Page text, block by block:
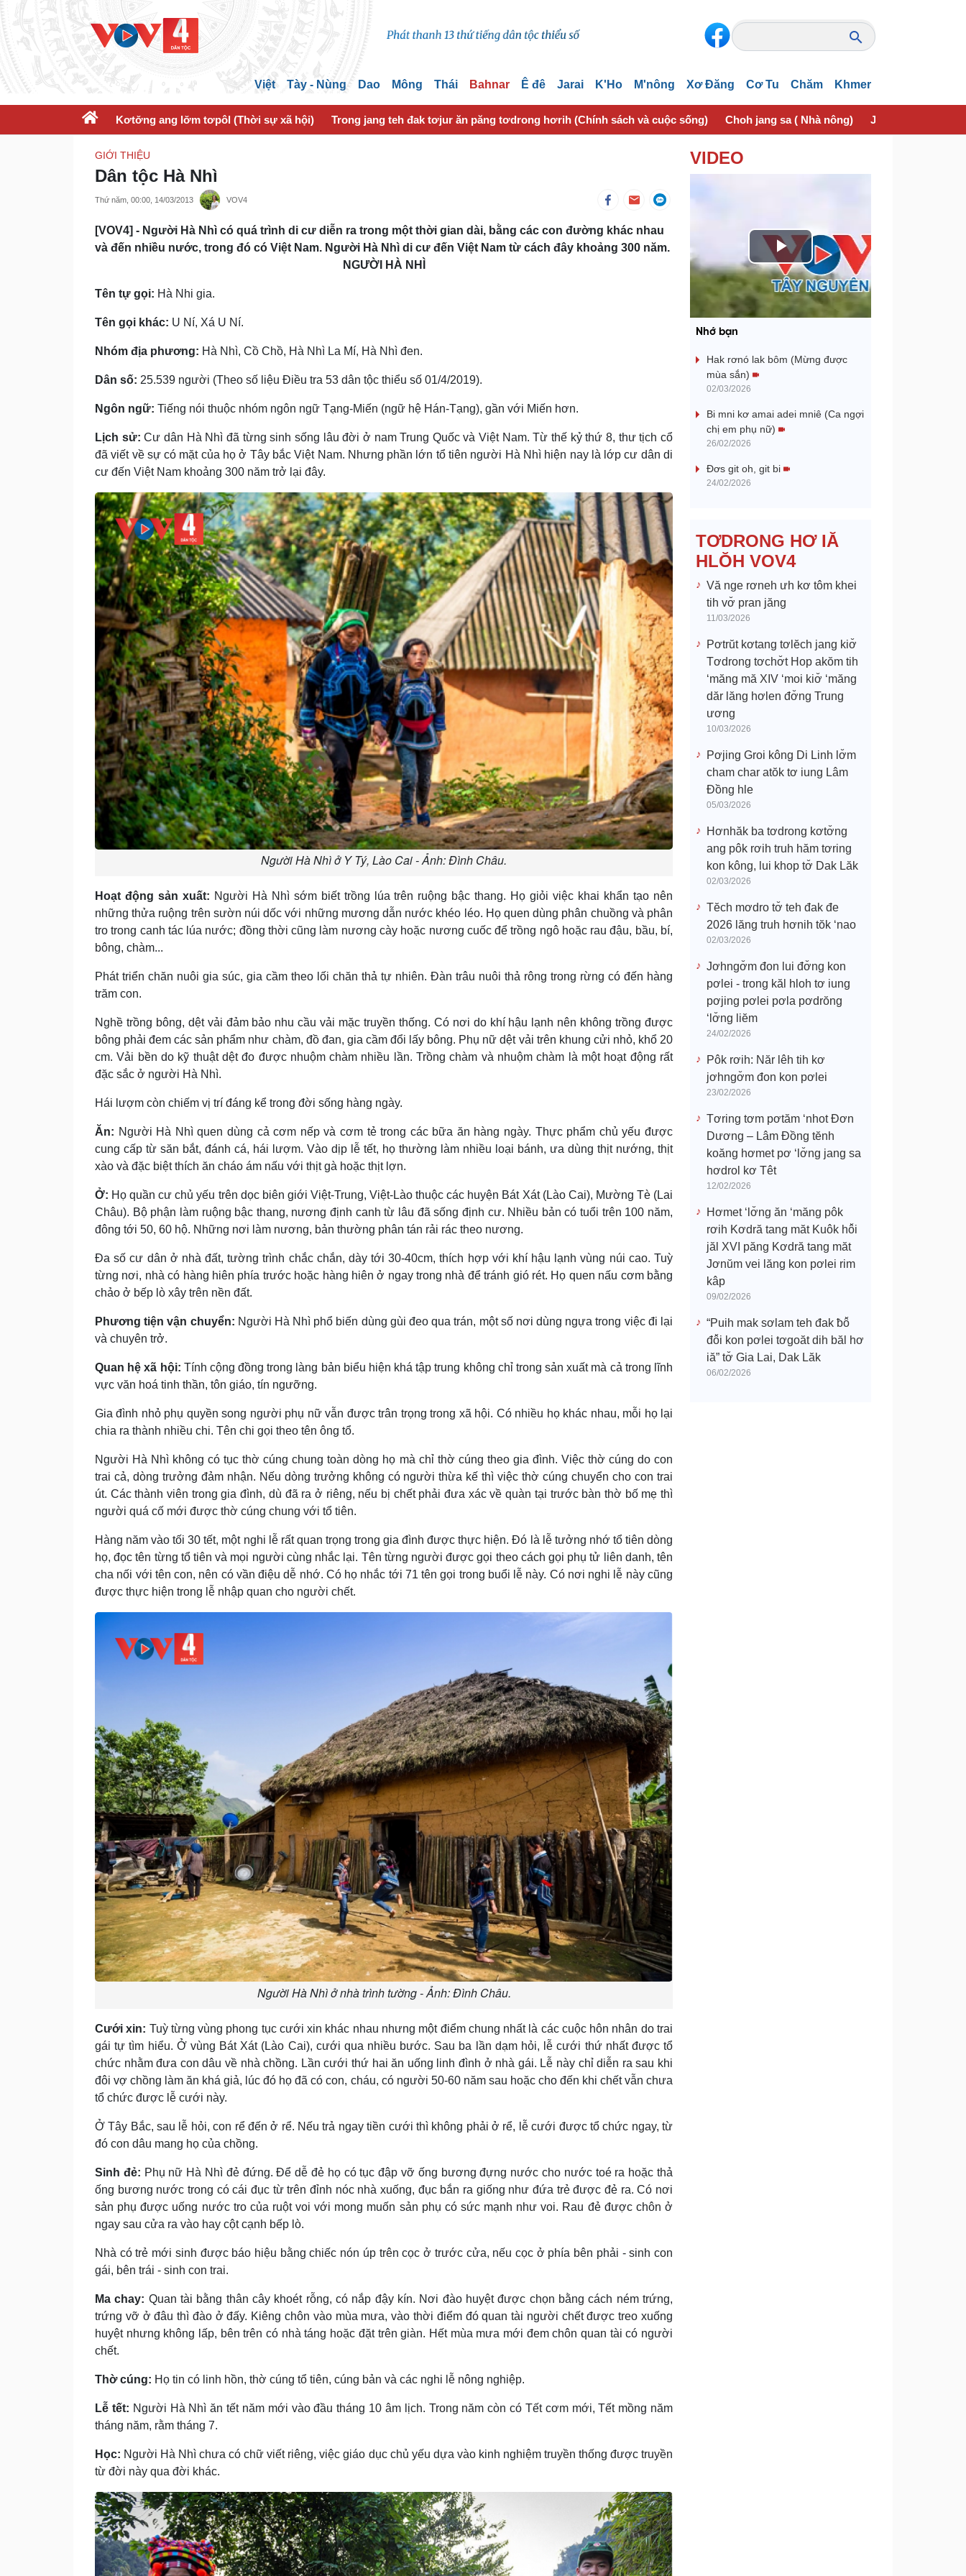
Việt Tày - Nùng Dao Mông Thái Bahnar Ê đê Jarai K'Ho M'nông Xơ Đăng Cơ Tu Chăm Khmer
Kơtơ̆ng ang lơ̆m tơpôl (Thời sự xã hội) Trong jang teh đak tơjur ăn păng tơdrong hơrih (Chính sách và cuộc sống) Choh jang sa ( Nhà nông) Jơhngơ̆m pran
GIỚI THIỆU
Dân tộc Hà Nhì
Thứ năm, 00:00, 14/03/2013 VOV4
[VOV4] - Người Hà Nhì có quá trình di cư diễn ra trong một thời gian dài, bằng các con đường khác nhau
và đến nhiều nước, trong đó có Việt Nam. Người Hà Nhì di cư đến Việt Nam từ cách đây khoảng 300 năm.
NGƯỜI HÀ NHÌ
Tên tự gọi: Hà Nhi gia.
Tên gọi khác: U Ní, Xá U Ní.
Nhóm địa phương: Hà Nhì, Cồ Chồ, Hà Nhì La Mí, Hà Nhì đen.
Dân số: 25.539 người (Theo số liệu Điều tra 53 dân tộc thiểu số 01/4/2019).
Ngôn ngữ: Tiếng nói thuộc nhóm ngôn ngữ Tạng-Miến (ngữ hệ Hán-Tạng), gần với Miến hơn.
Lịch sử:Cư dân Hà Nhì đã từng sinh sống lâu đời ở nam Trung Quốc và Việt Nam. Từ thế kỷ thứ 8, thư tịch cổ
đã viết về sự có mặt của họ ở Tây bắc Việt Nam. Nhưng phần lớn tổ tiên người Hà Nhì hiện nay là lớp cư dân di
cư đến Việt Nam khoảng 300 năm trở lại đây.
Người Hà Nhì ở Y Tý, Lào Cai - Ảnh: Đình Châu.
Hoạt động sản xuất: Người Hà Nhì sớm biết trồng lúa trên ruộng bậc thang. Họ giỏi việc khai khẩn tạo nên
những thửa ruộng trên sườn núi dốc với những mương dẫn nước khéo léo. Họ quen dùng phân chuồng và phân
tro trong canh tác lúa nước; đồng thời cũng làm nương cày hoặc nương cuốc để trồng ngô hoặc rau đậu, bầu, bí,
bông, chàm...
Phát triển chăn nuôi gia súc, gia cầm theo lối chăn thả tự nhiên. Ðàn trâu nuôi thả rông trong rừng có đến hàng
trăm con.
Nghề trồng bông, dệt vải đảm bảo nhu cầu vải mặc truyền thống. Có nơi do khí hậu lạnh nên không trồng được
bông phải đem các sản phẩm như chàm, đồ đan, gia cầm đổi lấy bông. Phụ nữ dệt vải trên khung cửi nhỏ, khổ 20
cm. Vải bền do kỹ thuật dệt đo được nhuộm chàm nhiều lần. Trồng chàm và nhuộm chàm là một hoạt động rất
đặc sắc ở người Hà Nhì.
Hái lượm còn chiếm vị trí đáng kể trong đời sống hàng ngày.
Ăn: Người Hà Nhì quen dùng cả cơm nếp và cơm tẻ trong các bữa ăn hàng ngày. Thực phẩm chủ yếu được
cung cấp từ săn bắt, đánh cá, hái lượm. Vào dịp lễ tết, họ thường làm nhiều loại bánh, ưa dùng thịt nướng, thịt
xào và đặc biệt thích ăn cháo ám nấu với thịt gà hoặc thịt lợn.
Ở: Họ quần cư chủ yếu trên dọc biên giới Việt-Trung, Việt-Lào thuộc các huyện Bát Xát (Lào Cai), Mường Tè (Lai
Châu). Bộ phận làm ruộng bậc thang, nương định canh từ lâu đã sống định cư. Nhiều bản có tuổi trên 100 năm,
đông tới 50, 60 hộ. Những nơi làm nương, bản thường phân tán rải rác theo nương.
Ða số cư dân ở nhà đất, tường trình chắc chắn, dày tới 30-40cm, thích hợp với khí hậu lạnh vùng núi cao. Tuỳ
từng nơi, nhà có hàng hiên phía trước hoặc hàng hiên ở ngay trong nhà để tránh gió rét. Họ quen nấu cơm bằng
chảo ở bếp lò xây trên nền đất.
Phương tiện vận chuyển: Người Hà Nhì phổ biến dùng gùi đeo qua trán, một số nơi dùng ngựa trong việc đi lại
và chuyên trở.
Quan hệ xã hội: Tính cộng đồng trong làng bản biểu hiện khá tập trung không chỉ trong sản xuất mà cả trong lĩnh
vực văn hoá tinh thần, tôn giáo, tín ngưỡng.
Gia đình nhỏ phụ quyền song người phụ nữ vẫn được trân trọng trong xã hội. Có nhiều họ khác nhau, mỗi họ lại
chia ra thành nhiều chi. Tên chi gọi theo tên ông tổ.
Người Hà Nhì không có tục thờ cúng chung toàn dòng họ mà chỉ thờ cúng theo gia đình. Việc thờ cúng do con
trai cả, dòng trưởng đảm nhận. Nếu dòng trưởng không có người thừa kế thì việc thờ cúng chuyển cho con trai
út. Các thành viên trong gia đình, dù đã ra ở riêng, nếu bị chết phải đưa xác về quàn tại trước bàn thờ bố mẹ thì
người quá cố mới được thờ cúng chung với tổ tiên.
Hàng năm vào tối 30 tết, một nghi lễ rất quan trọng trong gia đình được thực hiện. Ðó là lễ tưởng nhớ tổ tiên dòng
họ, đọc tên từng tổ tiên và mọi người cùng nhắc lại. Tên từng người được gọi theo cách gọi phụ tử liên danh, tên
cha nối với tên con, nên có vần điệu dễ nhớ. Có họ nhắc tới 71 tên gọi trong buổi lễ này. Có nơi nghi lễ này cũng
được thực hiện trong lễ nhập quan cho người chết.
Người Hà Nhì ở nhà trình tường - Ảnh: Đình Châu.
Cưới xin: Tuỳ từng vùng phong tục cưới xin khác nhau nhưng một điểm chung nhất là các cuộc hôn nhân do trai
gái tự tìm hiểu. Ở vùng Bát Xát (Lào Cai), cưới qua nhiều bước. Sau ba lần dạm hỏi, lễ cưới thứ nhất được tổ
chức nhằm đưa con dâu về nhà chồng. Lần cưới thứ hai ăn uống linh đình ở nhà gái. Lễ này chỉ diễn ra sau khi
đôi vợ chồng làm ăn khá giả, lúc đó họ đã có con, cháu, có người 50-60 năm sau hoặc cho đến khi chết vẫn chưa
tổ chức được lễ cưới này.
Ở Tây Bắc, sau lễ hỏi, con rể đến ở rể. Nếu trả ngay tiền cưới thì không phải ở rể, lễ cưới được tổ chức ngay, từ
đó con dâu mang họ của chồng.
Sinh đẻ: Phụ nữ Hà Nhì đẻ đứng. Ðể dễ đẻ họ có tục đập vỡ ống bương đựng nước cho nước toé ra hoặc thả
ống bương nước trong có cái đục từ trên đỉnh nóc nhà xuống, đục bắn ra giống như đứa trẻ được đẻ ra. Có nơi
sản phụ được uống nước tro của ruột voi với mong muốn sản phụ có sức mạnh như voi. Rau đẻ được chôn ở
ngay sau cửa ra vào hay cột cạnh bếp lò.
Nhà có trẻ mới sinh được báo hiệu bằng chiếc nón úp trên cọc ở trước cửa, nếu cọc ở phía bên phải - sinh con
gái, bên trái - sinh con trai.
Ma chay: Quan tài bằng thân cây khoét rỗng, có nắp đậy kín. Nơi đào huyệt được chọn bằng cách ném trứng,
trứng vỡ ở đâu thì đào ở đấy. Kiêng chôn vào mùa mưa, vào thời điểm đó quan tài người chết được treo xuống
huyệt nhưng không lấp, bên trên có nhà táng hoặc đặt trên giàn. Hết mùa mưa mới đem chôn quan tài có người
chết.
Thờ cúng: Họ tin có linh hồn, thờ cúng tổ tiên, cúng bản và các nghi lễ nông nghiệp.
Lễ tết: Người Hà Nhì ăn tết năm mới vào đầu tháng 10 âm lịch. Trong năm còn có Tết cơm mới, Tết mồng năm
tháng năm, rằm tháng 7.
Học: Người Hà Nhì chưa có chữ viết riêng, việc giáo dục chủ yếu dựa vào kinh nghiệm truyền thống được truyền
từ đời này qua đời khác.
VIDEO
P
l
y
i
Nhớ bạn
Hak rơnó lak bôm (Mừng được
mùa sắn)
02/03/2026
Bi mni kơ amai adei mniê (Ca ngợi
chị em phụ nữ)
26/02/2026
Đơs git oh, git bi
24/02/2026
TƠDRONG HƠ IĂ
HLŎH VOV4
Vă nge rơneh ưh kơ tôm khei
tih vơ̆ pran jăng
11/03/2026
Pơtrŭt kơtang tơlĕch jang kiơ̆
Tơdrong tơchơ̆t Hop akŏm tih
‘măng mă XIV ‘moi kiơ̆ ‘măng
dăr lăng hơlen đơ̆ng Trung
ương
10/03/2026
Pơjing Groi kông Di Linh lơ̆m
cham char atŏk tơ iung Lâm
Đồng hle
05/03/2026
Hơnhăk ba tơdrong kơtơ̆ng
ang pôk rơih truh hăm tơring
kon kông, lui khop tơ̆ Dak Lăk
02/03/2026
Tĕch mơdro tơ̆ teh đak đe
2026 lăng truh hơnih tŏk ‘nao
02/03/2026
Jơhngơ̆m đon lui đơ̆ng kon
pơlei - trong kăl hloh tơ iung
pơjing pơlei pơla pơdrŏng
‘lơ̆ng liĕm
24/02/2026
Pôk rơih: Năr lêh tih kơ
jơhngơ̆m đon kon pơlei
23/02/2026
Tơring tơm pơtăm ‘nhot Đơn
Dương – Lâm Đồng tĕnh
koăng hơmet pơ ‘lơ̆ng jang sa
hơdrol kơ Têt
12/02/2026
Hơmet ‘lơ̆ng ăn ‘măng pôk
rơih Kơdră tang măt Kuôk hô̆i
jăl XVI păng Kơdră tang măt
Jơnŭm vei lăng kon pơlei rim
kâp
09/02/2026
“Puih mak sơlam teh đak ƀô̆
đô̆i kon pơlei tơgoăt dih băl hơ
iă” tơ̆ Gia Lai, Dak Lăk
06/02/2026